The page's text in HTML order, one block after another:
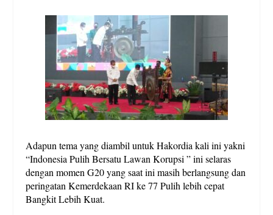
Adapun tema yang diambil untuk Hakordia kali ini yakni
“Indonesia Pulih Bersatu Lawan Korupsi ” ini selaras
dengan momen G20 yang saat ini masih berlangsung dan
peringatan Kemerdekaan RI ke 77 Pulih lebih cepat
Bangkit Lebih Kuat.